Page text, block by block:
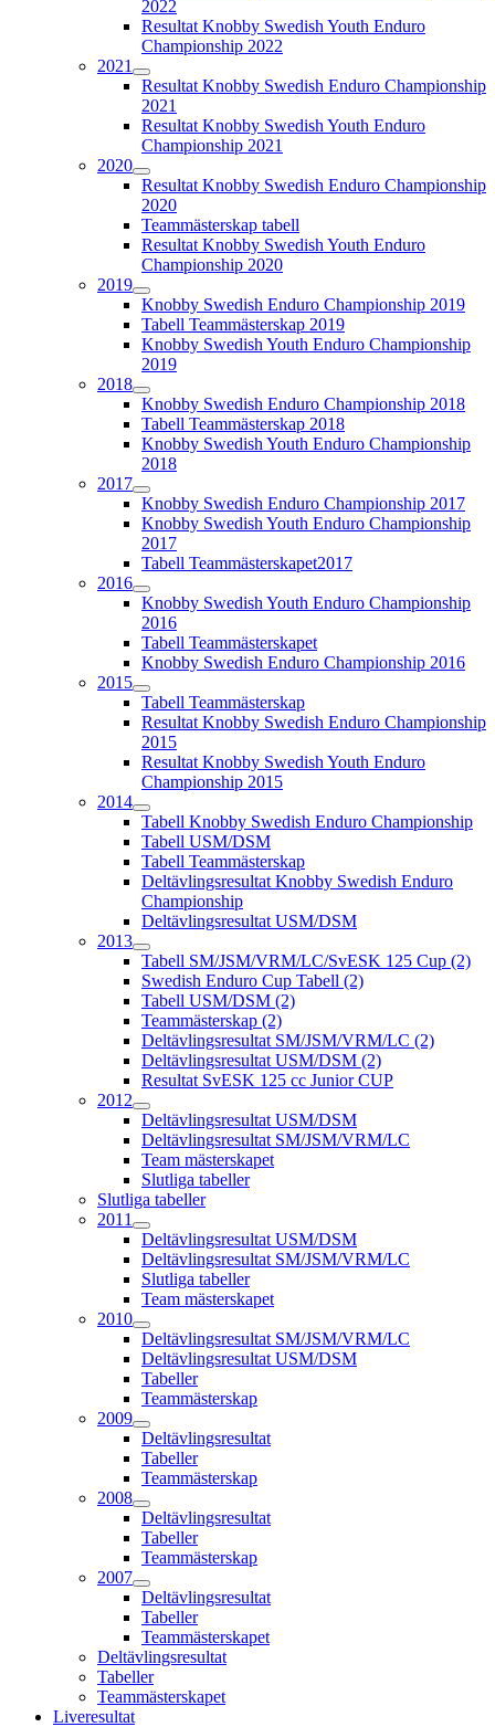
2022
Resultat Knobby Swedish Youth Enduro
Championship 2022
2021
Resultat Knobby Swedish Enduro Championship
2021
Resultat Knobby Swedish Youth Enduro
Championship 2021
2020
Resultat Knobby Swedish Enduro Championship
2020
Teammästerskap tabell
Resultat Knobby Swedish Youth Enduro
Championship 2020
2019
Knobby Swedish Enduro Championship 2019
Tabell Teammästerskap 2019
Knobby Swedish Youth Enduro Championship
2019
2018
Knobby Swedish Enduro Championship 2018
Tabell Teammästerskap 2018
Knobby Swedish Youth Enduro Championship
2018
2017
Knobby Swedish Enduro Championship 2017
Knobby Swedish Youth Enduro Championship
2017
Tabell Teammästerskapet2017
2016
Knobby Swedish Youth Enduro Championship
2016
Tabell Teammästerskapet
Knobby Swedish Enduro Championship 2016
2015
Tabell Teammästerskap
Resultat Knobby Swedish Enduro Championship
2015
Resultat Knobby Swedish Youth Enduro
Championship 2015
2014
Tabell Knobby Swedish Enduro Championship
Tabell USM/DSM
Tabell Teammästerskap
Deltävlingsresultat Knobby Swedish Enduro
Championship
Deltävlingsresultat USM/DSM
2013
Tabell SM/JSM/VRM/LC/SvESK 125 Cup (2)
Swedish Enduro Cup Tabell (2)
Tabell USM/DSM (2)
Teammästerskap (2)
Deltävlingsresultat SM/JSM/VRM/LC (2)
Deltävlingsresultat USM/DSM (2)
Resultat SvESK 125 cc Junior CUP
2012
Deltävlingsresultat USM/DSM
Deltävlingsresultat SM/JSM/VRM/LC
Team mästerskapet
Slutliga tabeller
Slutliga tabeller
2011
Deltävlingsresultat USM/DSM
Deltävlingsresultat SM/JSM/VRM/LC
Slutliga tabeller
Team mästerskapet
2010
Deltävlingsresultat SM/JSM/VRM/LC
Deltävlingsresultat USM/DSM
Tabeller
Teammästerskap
2009
Deltävlingsresultat
Tabeller
Teammästerskap
2008
Deltävlingsresultat
Tabeller
Teammästerskap
2007
Deltävlingsresultat
Tabeller
Teammästerskapet
Deltävlingsresultat
Tabeller
Teammästerskapet
Liveresultat